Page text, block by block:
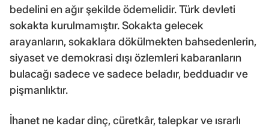
bedelini en ağır şekilde ödemelidir. Türk devleti
sokakta kurulmamıştır. Sokakta gelecek
arayanların, sokaklara dökülmekten bahsedenlerin,
siyaset ve demokrasi dışı özlemleri kabaranların
bulacağı sadece ve sadece beladır, bedduadır ve
pişmanlıktır.
İhanet ne kadar dinç, cüretkâr, talepkar ve ısrarlı